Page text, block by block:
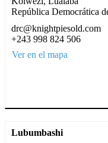
República Democrática
drc@knightpiesold.com
+243 998 824 506
Ver en el mapa
Lubumbashi